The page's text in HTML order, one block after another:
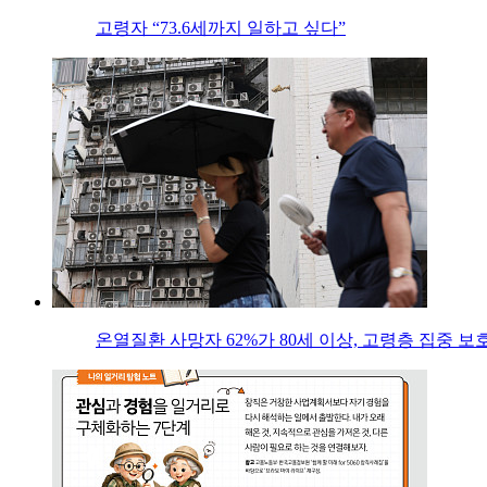
고령자 “73.6세까지 일하고 싶다”
온열질환 사망자 62%가 80세 이상, 고령층 집중 보